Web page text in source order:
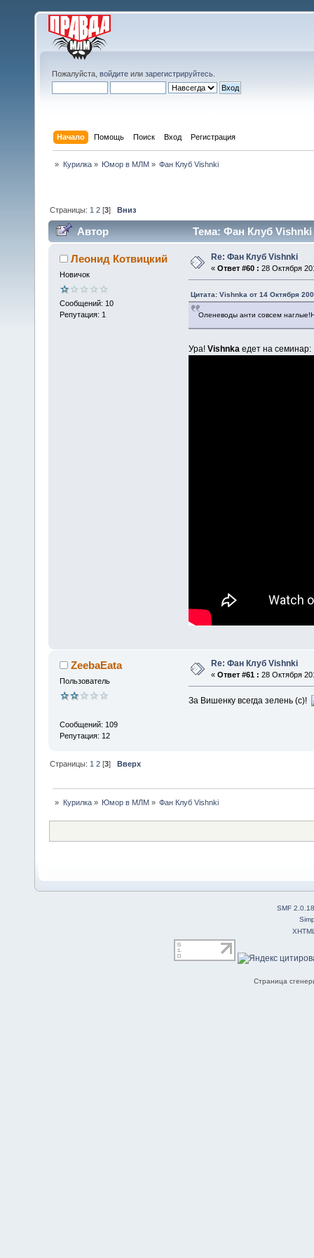
Пожалуйста, войдите или зарегистрируйтесь
Начало Помощь Поиск Вход Регистрация
» Курилка» Юмор в МЛМ » Фан Клуб Vishnki
Страницы: 1 2 [3]Вниз
Автор Тема: Фан Клуб Vishnki
Леонид Котвицкий
Новичок
Сообщений: 10
Репутация: 1
Re: Фан Клуб Vishnki
« Ответ #60 : 28 Октября
Цитата: Vishnka от 14 Октября
Оленеводы анти совсем
Ура! Vishnkaедет на семинар:
ZeebaEata
Пользователь
Сообщений: 109
Репутация: 12
Re: Фан Клуб Vishnki
« Ответ #61 : 28 Октября
За Вишенку всегда зелень (с)!
Страницы: 1 2 [3]Вверх
» Курилка» Юмор в МЛМ» Фан Клуб Vishnki
SMF 2.0.18
Страница